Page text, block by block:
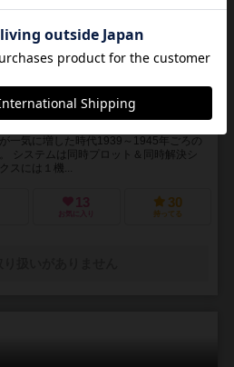
を再現！
一気に増した時代1939～1945年ごろの
システムは同時プロット＆同時解決シ
スには１機...
13
お気に入り
30
持ってる